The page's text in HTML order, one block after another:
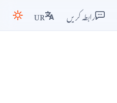
رابطہ کریں UR